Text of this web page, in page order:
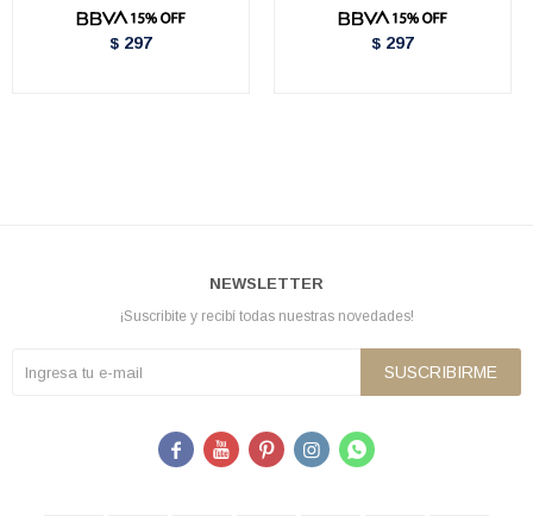
$ 297 $ 297
NEWSLETTER
¡Suscribite y recibí todas nuestras novedades!
SUSCRIBIRME
    